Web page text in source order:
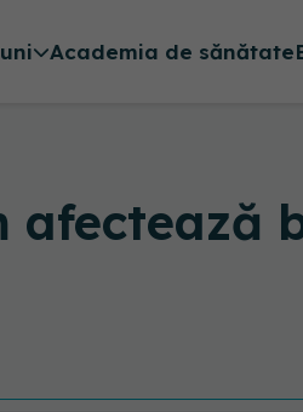
Academia de sănătate
afectează